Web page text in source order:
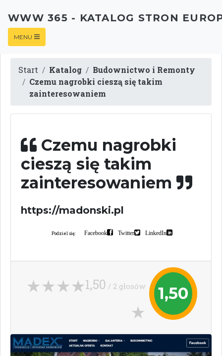
WWW 365 - KATALOG STRON
MENU
Start Katalog
Budownictwo i Remonty
Czemu nagrobki cieszą się takim
zainteresowaniem
Czemu nagrobki
cieszą się takim
zainteresowaniem
https://madonski.pl
Podziel się: Facebook Twitter LinkedIn
1,50
1,50 / 2 głosów